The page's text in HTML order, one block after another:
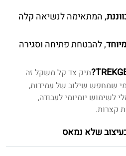
, המתאימה לנשיאה קלה
, להבטחת פתיחה וסגירה
תיק צד קל משקל זה
שמחפש שילוב של עמידות,
לשימוש יומיומי לעבודה,
קצרות.
שלא נמאס